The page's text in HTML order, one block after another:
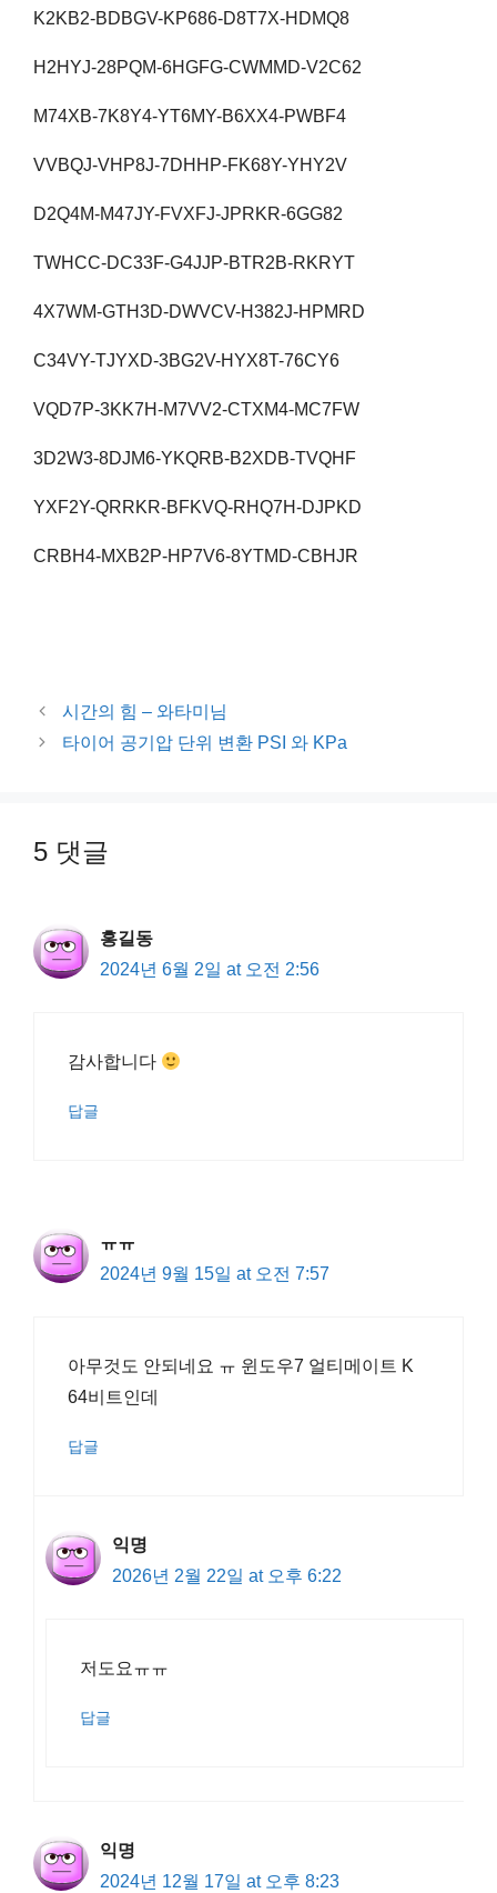
K2KB2-BDBGV-KP686-D8T7X-HDMQ8
H2HYJ-28PQM-6HGFG-CWMMD-V2C62
M74XB-7K8Y4-YT6MY-B6XX4-PWBF4
VVBQJ-VHP8J-7DHHP-FK68Y-YHY2V
D2Q4M-M47JY-FVXFJ-JPRKR-6GG82
TWHCC-DC33F-G4JJP-BTR2B-RKRYT
4X7WM-GTH3D-DWVCV-H382J-HPMRD
C34VY-TJYXD-3BG2V-HYX8T-76CY6
VQD7P-3KK7H-M7VV2-CTXM4-MC7FW
3D2W3-8DJM6-YKQRB-B2XDB-TVQHF
YXF2Y-QRRKR-BFKVQ-RHQ7H-DJPKD
CRBH4-MXB2P-HP7V6-8YTMD-CBHJR
Post
navigation
시간의 힘 – 와타미님
타이어 공기압 단위 변환 PSI 와 KPa
5 댓글
홍길동
2024년 6월 2일 at 오전 2:56
감사합니다
답글
ㅠㅠ
2024년 9월 15일 at 오전 7:57
아무것도 안되네요 ㅠ 윈도우7 얼티메이트 K
64비트인데
답글
익명
2026년 2월 22일 at 오후 6:22
저도요ㅠㅠ
답글
익명
2024년 12월 17일 at 오후 8:23